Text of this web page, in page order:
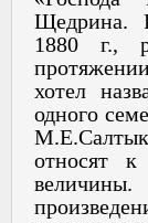
Щедрина.
1880 г.,
хотел
одного
относят к